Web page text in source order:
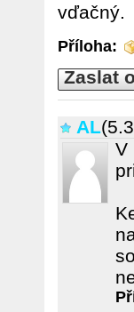
vďačný.
Příloha:
Zaslat
AL
V